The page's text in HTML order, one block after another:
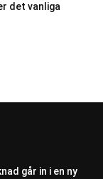
det vanliga
går in i en ny